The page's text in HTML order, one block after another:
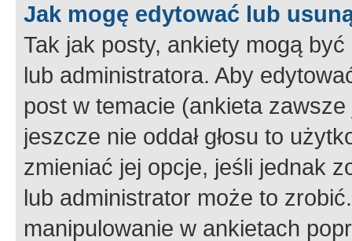
Jak mogę edytować lub
Tak jak posty, ankiety mogą
lub administratora. Aby
post w temacie (ankieta
jeszcze nie oddał głosu to
zmieniać jej opcje, jeśli jednak
lub administrator może to
manipulowanie w ankietach